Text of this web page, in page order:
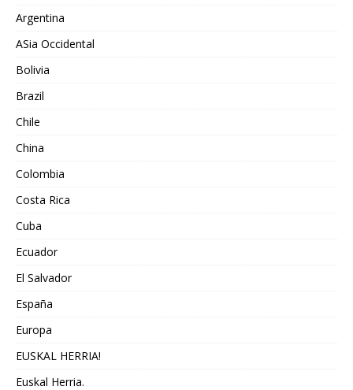
Argentina
ASia Occidental
Bolivia
Brazil
Chile
China
Colombia
Costa Rica
Cuba
Ecuador
El Salvador
España
Europa
EUSKAL HERRIA!
Euskal Herria.